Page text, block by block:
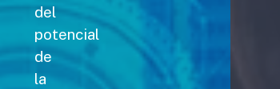
del
potencial
de
la